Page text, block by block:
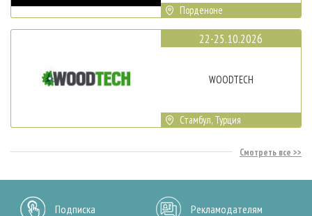
Порденоне
22-25.10.2026
WOODTECH
Стамбул, Турция
Смотреть все
Подписка Рекламодателям